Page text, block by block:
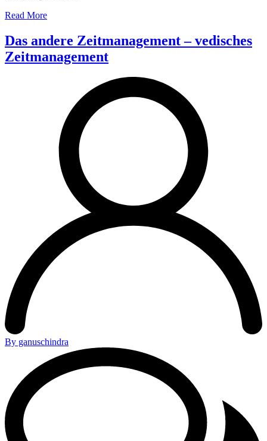
Read More
Das andere Zeitmanagement – vedisches
Zeitmanagement
By ganuschindra